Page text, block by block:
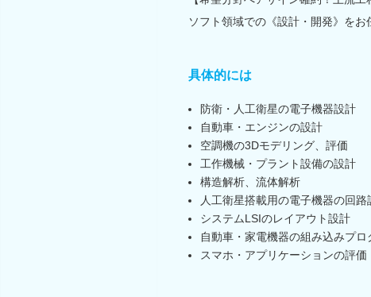
ソフト領域での《設計・開発》を
具体的には
防衛・人工衛星の電子機器設計
自動車・エンジンの設計
空調機の3Dモデリング、評価
工作機械・プラント設備の設計
構造解析、流体解析
人工衛星搭載用の電子機器の回路
システムLSIのレイアウト設計
自動車・家電機器の組み込みプロ
スマホ・アプリケーションの評